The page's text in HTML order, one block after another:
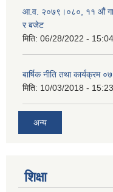
आ.व. २०७९।०८०, ११ औं गाउँ
र बजेट
मिति: 06/28/2022 - 15:04
बार्षिक नीति तथा कार्यक्रम
मिति: 10/03/2018 - 15:23
अन्य
शिक्षा